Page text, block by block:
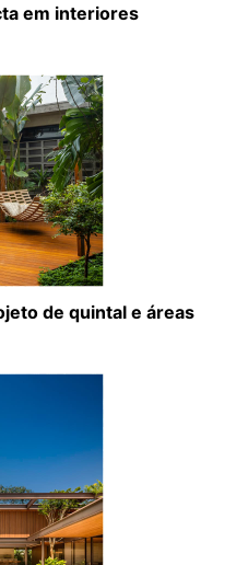
em interiores
de quintal e áreas